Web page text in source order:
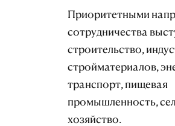
Приоритетными
сотрудничества
строительство,
стройматериалов,
транспорт, пищевая
промышленность,
хозяйство.